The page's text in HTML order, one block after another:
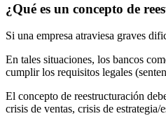
¿Qué es un concepto de
Si una empresa atraviesa graves
En tales situaciones, los bancos
cumplir los requisitos legales
El concepto de reestructuración
crisis de ventas, crisis de